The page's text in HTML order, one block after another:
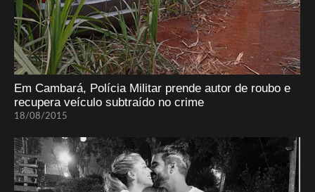
Em Cambará, Polícia Militar prende autor de roubo e
recupera veículo subtraído no crime
18/08/2015